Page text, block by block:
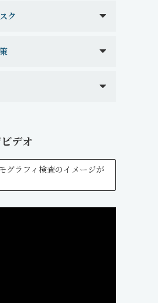
ク
デオ
グラフィ検査のイメージが